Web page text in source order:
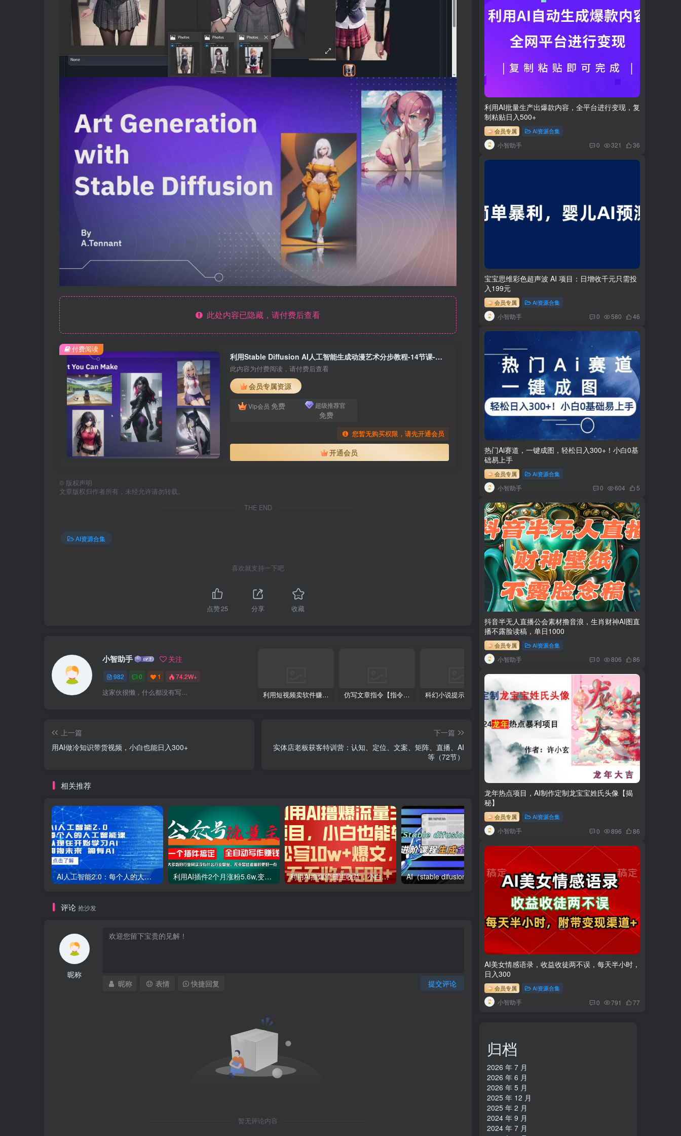
此处内容已隐藏，请付费后查看
利用Stable Diffusion AI人工智能生成动漫艺术分步教程-14节课-中英字幕
此内容为付费阅读，请付费后查看
会员专属资源
Vip会员 免费 超级推荐官
免费
您暂无购买权限，请先开通会员
开通会员
付费阅读
© 版权声明
文章版权归作者所有，未经允许请勿转载。
THE END
AI资源合集
喜欢就支持一下吧
点赞25 分享 收藏
小智助手 关注
982 0 1 74.2W+
这家伙很懒，什么都没有写... 利用短视频卖软件赚钱，新手小白轻松月入10000+！ 仿写文章指令【指令+教程】 科幻小说提示词【指令】 AI人工智能2.0：每个人的人工智能课：从现在开始学习AI（38节课）
上一篇
用AI做冷知识带货视频，小白也能日入300+
下一篇
实体店老板获客特训营：认知、定位、文案、矩阵、直播、AI
等（72节）
相关推荐
AI人工智能2.0：每个人的人工智能课：从现在开始学习AI（38节课） 利用AI插件2个月涨粉5.6w,变现6w,一键生成,即使你不懂技术,也能轻松上手 利用AI撸爆流量主收益，小白也能轻松写10W 爆款文章，轻松日入500 AI（stable difusion ControlNet）绘画进阶课程 办公场景 全面提升工作效率 AIGC-实战应用商业课：手把手教学 商业落地 学以致用 帮你实现第二职业腾飞
评论 抢沙发
昵称
提交评论
昵称 表情 快捷回复
暂无评论内容
利用AI批量生产出爆款内容，全平台进行变现，复
制粘贴日入500+
会员专属 AI资源合集
小智助手 0 321 36
宝宝思维彩色超声波 AI 项目：日增收千元只需投
入199元
会员专属 AI资源合集
小智助手 0 580 46
热门Ai赛道，一键成图，轻松日入300+！小白0基
础易上手
会员专属 AI资源合集
小智助手 0 604 5
抖音半无人直播公会素材撸音浪，生肖财神AI图直
播不露脸读稿，单日1000
会员专属 AI资源合集
小智助手 0 806 86
龙年热点项目，AI制作定制龙宝宝姓氏头像【揭
秘】
会员专属 AI资源合集
小智助手 0 896 86
AI美女情感语录，收益收徒两不误，每天半小时，
日入300
会员专属 AI资源合集
小智助手 0 791 77
归档
2026 年 7 月
2026 年 6 月
2026 年 5 月
2025 年 12 月
2025 年 2 月
2024 年 9 月
2024 年 7 月